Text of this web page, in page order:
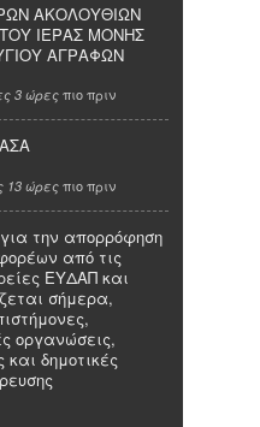
ΑΚΟΛΟΥΘΙΩΝ
ΙΕΡΑΣ ΜΟΝΗΣ
ΑΓΡΑΦΩΝ
3 ώρεςπιο πριν
13 ώρες πιο πριν
την απορρόφηση
από τις
ΕΥΔΑΠ και
σήμερα,
οργανώσεις,
και δημοτικές